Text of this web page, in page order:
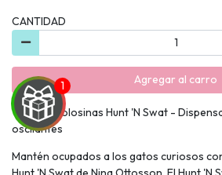
CANTIDAD
Agregar al carro
Vaso de golosinas Hunt 'N Swat -
oscilantes
Mantén ocupados a los gatos curiosos